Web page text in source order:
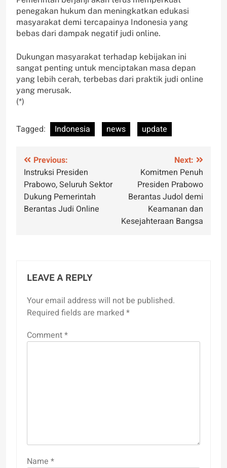
penegakan hukum dan meningkatkan edukasi
masyarakat demi tercapainya Indonesia yang
bebas dari dampak negatif judi online.
Dukungan masyarakat terhadap kebijakan ini
sangat penting untuk menciptakan masa depan
yang lebih cerah, terbebas dari praktik judi online
yang merusak.
(*)
Tagged: Indonesia news update
Post
navigation
Previous:
Instruksi Presiden
Prabowo, Seluruh Sektor
Dukung Pemerintah
Berantas Judi Online
Next:
Komitmen Penuh
Presiden Prabowo
Berantas Judol demi
Keamanan dan
Kesejahteraan Bangsa
LEAVE A REPLY
Your email address will not be published.
Required fields are marked *
Comment*
Name *